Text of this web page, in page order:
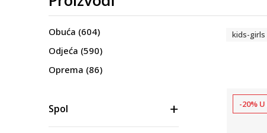
Obuća (604)
Odjeća (590)
Oprema (86)
Spol
kids-girls
-20% U